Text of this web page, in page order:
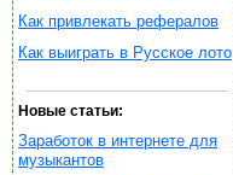
Как привлекать рефералов
Как выиграть в Русское лото
Новые статьи:
Заработок в интернете для
музыкантов